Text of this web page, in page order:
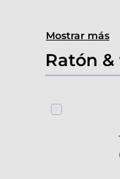
Mostrar más
Ratón